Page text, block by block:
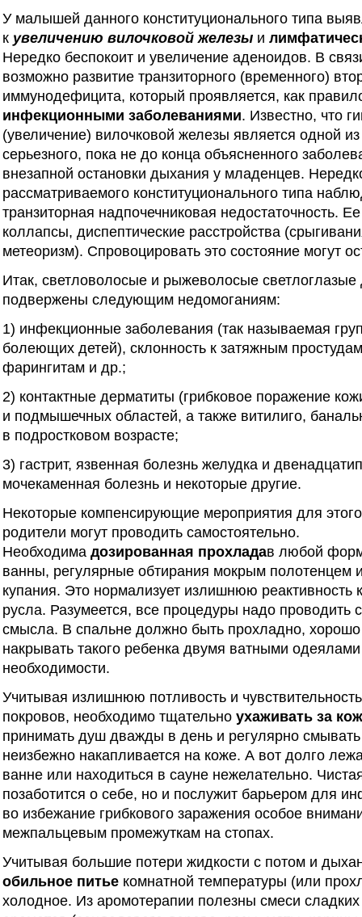
У малышей данного конституционального типа
к увеличению вилочковой железы и
Нередко беспокоит и увеличение аденоидов. В
возможно развитие транзиторного (временного)
иммунодефицита, который проявляется, как
инфекционными заболеваниями. Известно, что
(увеличение) вилочковой железы является одной из
серьезного, пока не до конца объясненного
внезапной остановки дыхания у младенцев.
рассматриваемого конституционального типа
транзиторная надпочечниковая недостаточность.
коллапсы, диспептические расстройства
метеоризм). Спровоцировать это состояние могут
Итак, светловолосые и рыжеволосые светлоглазые
подвержены следующим недомоганиям:
1) инфекционные заболевания (так называемая
болеющих детей), склонность к затяжным
фарингитам и др.;
2) контактные дерматиты (грибковое поражение
и подмышечных областей, а также витилиго,
в подростковом возрасте;
3) гастрит, язвенная болезнь желудка и
мочекаменная болезнь и некоторые другие.
Некоторые компенсирующие мероприятия для этого
родители могут проводить самостоятельно.
Необходима дозированная прохладав любой
ванны, регулярные обтирания мокрым полотенцем
купания. Это нормализует излишнюю реактивность
русла. Разумеется, все процедуры надо проводить
смысла. В спальне должно быть прохладно, хорошо
накрывать такого ребенка двумя ватными одеялами
необходимости.
Учитывая излишнюю потливость и
покровов, необходимо тщательно ухаживать за
принимать душ дважды в день и регулярно смывать
неизбежно накапливается на коже. А вот долго
ванне или находиться в сауне нежелательно.
позаботится о себе, но и послужит барьером для
во избежание грибкового заражения особое
межпальцевым промежуткам на стопах.
Учитывая большие потери жидкости с потом и
обильное питье комнатной температуры (или
холодное. Из аромотерапии полезны смеси